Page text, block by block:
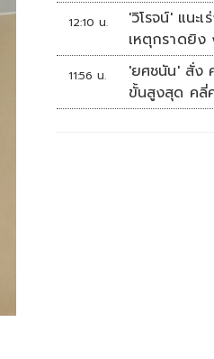
12:10 น.
'วิโรจน์' แนะ
เหตุกราดยิง
11:56 น.
'ยศชนัน' สั่ง
ขั้นสูงสุด คลี่